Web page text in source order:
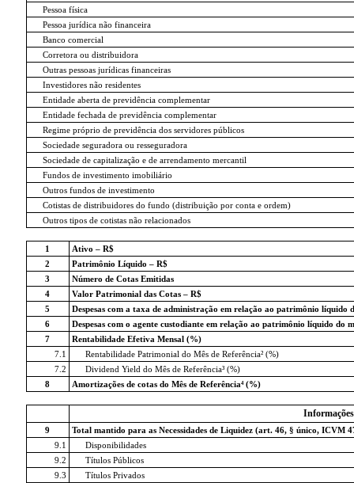
Pessoa física
Pessoa jurídica não financeira
Banco comercial
Corretora ou distribuidora
Outras pessoas jurídicas financeiras
Investidores não residentes
Entidade aberta de previdência complementar
Entidade fechada de previdência complementar
Regime próprio de previdência dos servidores públicos
Sociedade seguradora ou resseguradora
Sociedade de capitalização e de arrendamento mercantil
Fundos de investimento imobiliário
Outros fundos de investimento
Cotistas de distribuidores do fundo (distribuição por conta e ordem)
Outros tipos de cotistas não relacionados
1
Ativo – R$
2
Patrimônio Líquido – R$
3
Número de Cotas Emitidas
4
Valor Patrimonial das Cotas – R$
5
Despesas com a taxa de administração em relação ao patrimônio líquido
6
Despesas com o agente custodiante em relação ao patrimônio líquido do
7
Rentabilidade Efetiva Mensal (%)
7.1
Rentabilidade Patrimonial do Mês de Referência² (%)
7.2
Dividend Yield do Mês de Referência³ (%)
8
Amortizações de cotas do Mês de Referência⁴ (%)
9
Total mantido para as Necessidades de Liquidez (art. 46, § único, ICVM
9.1
Disponibilidades
9.2
Títulos Públicos
9.3
Títulos Privados